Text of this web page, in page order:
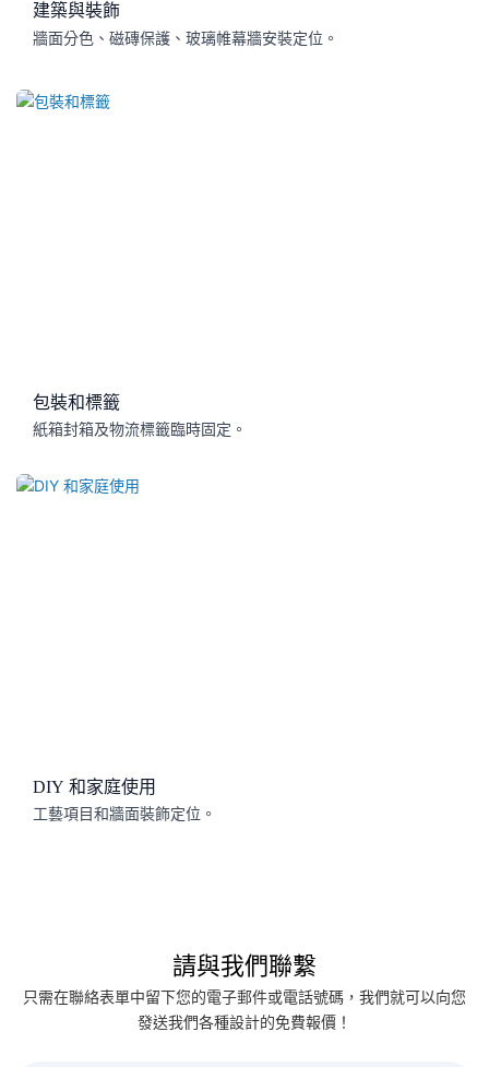
建築與裝飾
牆面分色、磁磚保護、玻璃帷幕牆安裝定位。
包裝和標籤
紙箱封箱及物流標籤臨時固定。
DIY 和家庭使用
工藝項目和牆面裝飾定位。
請與我們聯繫
只需在聯絡表單中留下您的電子郵件或電話號碼，我們就可以向您
發送我們各種設計的免費報價！